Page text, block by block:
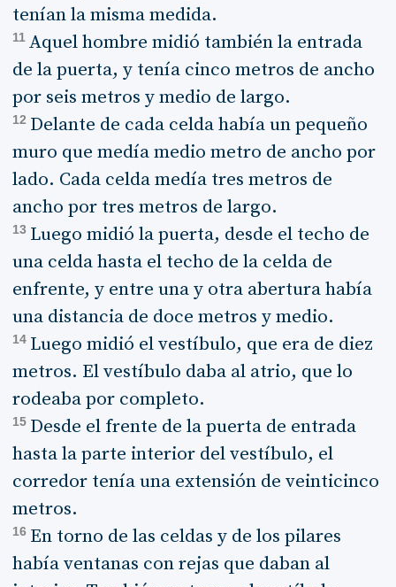
tenían la misma medida.
11 Aquel hombre midió también la entrada
de la puerta, y tenía cinco metros de ancho
por seis metros y medio de largo.
12 Delante de cada celda había un pequeño
muro que medía medio metro de ancho por
lado. Cada celda medía tres metros de
ancho por tres metros de largo.
13 Luego midió la puerta, desde el techo de
una celda hasta el techo de la celda de
enfrente, y entre una y otra abertura había
una distancia de doce metros y medio.
14 Luego midió el vestíbulo, que era de diez
metros. El vestíbulo daba al atrio, que lo
rodeaba por completo.
15 Desde el frente de la puerta de entrada
hasta la parte interior del vestíbulo, el
corredor tenía una extensión de veinticinco
metros.
16 En torno de las celdas y de los pilares
había ventanas con rejas que daban al